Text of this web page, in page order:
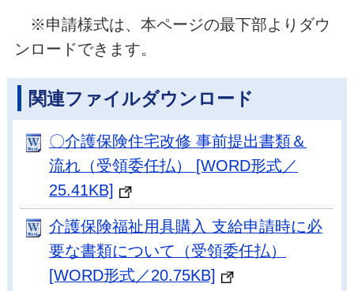
※申請様式は、本ページの最下部よりダウ
ンロードできます。
関連ファイルダウンロード
〇介護保険住宅改修 事前提出書類＆
流れ（受領委任払） [WORD形式／
25.41KB]
介護保険福祉用具購入 支給申請時に必
要な書類について（受領委任払）
[WORD形式／20.75KB]